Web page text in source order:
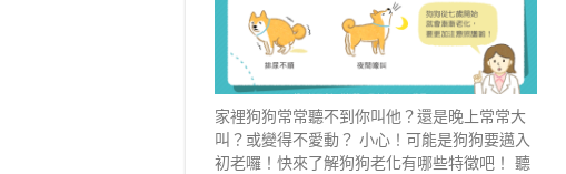
家裡狗狗常常聽不到你叫他？還是晚上常常大
叫？或變得不愛動？ 小心！可能是狗狗要邁入
初老囉！快來了解狗狗老化有哪些特徵吧！ 聽